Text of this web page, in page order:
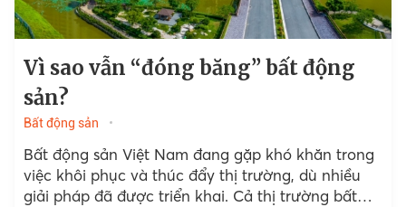
Vì sao vẫn “đóng băng” bất động
sản?
Bất động sản
Bất động sản Việt Nam đang gặp khó khăn trong
việc khôi phục và thúc đẩy thị trường, dù nhiều
giải pháp đã được triển khai. Cả thị trường bất